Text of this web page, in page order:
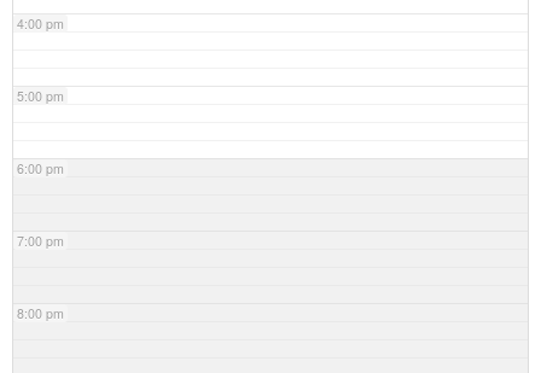
4:00 pm
5:00 pm
6:00 pm
7:00 pm
8:00 pm